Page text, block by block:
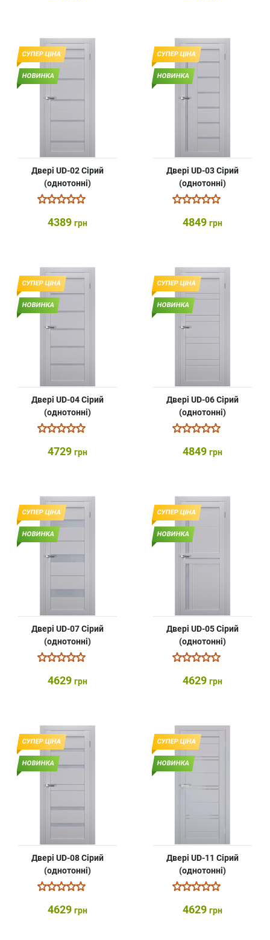
СУПЕР ЦІНА
НОВИНКА
Двері UD-02 Сірий
(однотонні)
4389 грн
СУПЕР ЦІНА
НОВИНКА
Двері UD-03 Сірий
(однотонні)
4849 грн
СУПЕР ЦІНА
НОВИНКА
Двері UD-04 Сірий
(однотонні)
4729 грн
СУПЕР ЦІНА
НОВИНКА
Двері UD-06 Сірий
(однотонні)
4849 грн
СУПЕР ЦІНА
НОВИНКА
Двері UD-07 Сірий
(однотонні)
4629 грн
СУПЕР ЦІНА
НОВИНКА
Двері UD-05 Сірий
(однотонні)
4629 грн
СУПЕР ЦІНА
НОВИНКА
Двері UD-08 Сірий
(однотонні)
4629 грн
СУПЕР ЦІНА
НОВИНКА
Двері UD-11 Сірий
(однотонні)
4629 грн